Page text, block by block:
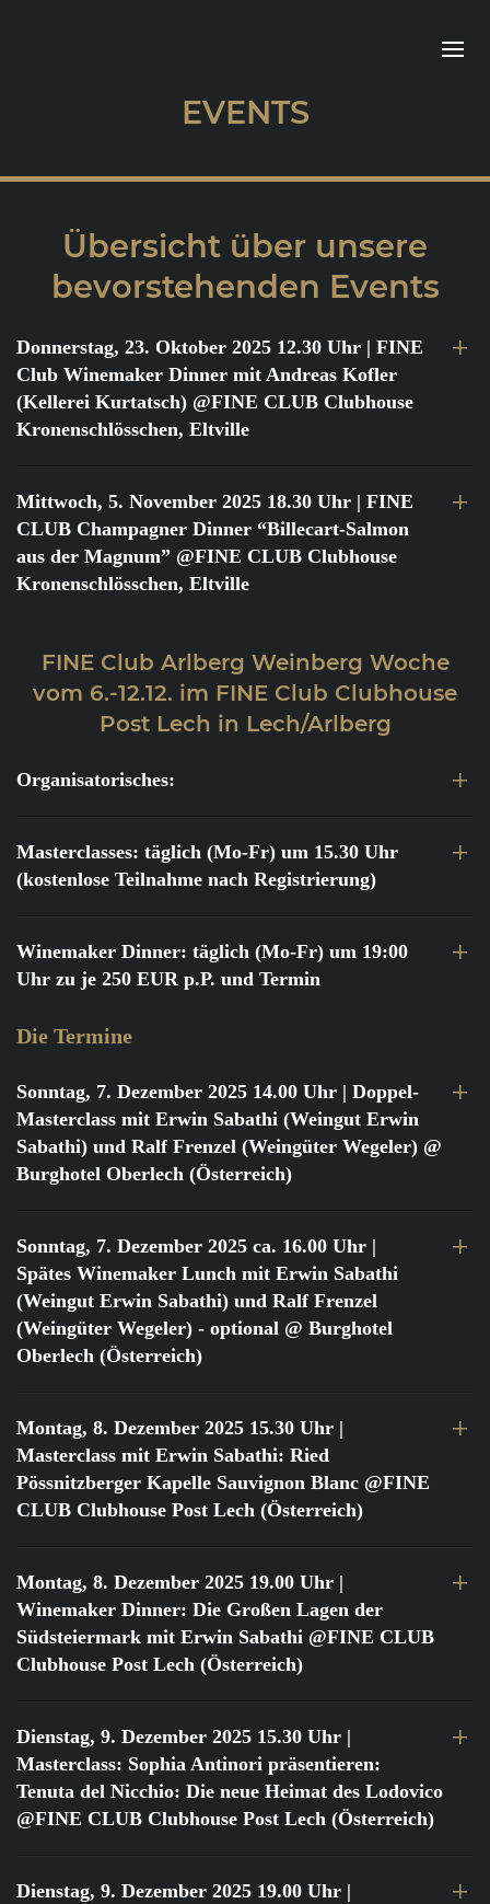
EVENTS
Übersicht über unsere
bevorstehenden Events
Donnerstag, 23. Oktober 2025 12.30 Uhr | FINE
Club Winemaker Dinner mit Andreas Kofler
(Kellerei Kurtatsch) @FINE CLUB Clubhouse
Kronenschlösschen, Eltville
Mittwoch, 5. November 2025 18.30 Uhr | FINE
CLUB Champagner Dinner “Billecart-Salmon
aus der Magnum” @FINE CLUB Clubhouse
Kronenschlösschen, Eltville
FINE Club Arlberg Weinberg Woche
vom 6.-12.12. im FINE Club Clubhouse
Post Lech in Lech/Arlberg
Organisatorisches:
Masterclasses: täglich (Mo-Fr) um 15.30 Uhr
(kostenlose Teilnahme nach Registrierung)
Winemaker Dinner: täglich (Mo-Fr) um 19:00
Uhr zu je 250 EUR p.P. und Termin
Die Termine
Sonntag, 7. Dezember 2025 14.00 Uhr | Doppel-
Masterclass mit Erwin Sabathi (Weingut Erwin
Sabathi) und Ralf Frenzel (Weingüter Wegeler) @
Burghotel Oberlech (Österreich)
Sonntag, 7. Dezember 2025 ca. 16.00 Uhr |
Spätes Winemaker Lunch mit Erwin Sabathi
(Weingut Erwin Sabathi) und Ralf Frenzel
(Weingüter Wegeler) - optional @ Burghotel
Oberlech (Österreich)
Montag, 8. Dezember 2025 15.30 Uhr |
Masterclass mit Erwin Sabathi: Ried
Pössnitzberger Kapelle Sauvignon Blanc @FINE
CLUB Clubhouse Post Lech (Österreich)
Montag, 8. Dezember 2025 19.00 Uhr |
Winemaker Dinner: Die Großen Lagen der
Südsteiermark mit Erwin Sabathi @FINE CLUB
Clubhouse Post Lech (Österreich)
Dienstag, 9. Dezember 2025 15.30 Uhr |
Masterclass: Sophia Antinori präsentieren:
Tenuta del Nicchio: Die neue Heimat des Lodovico
@FINE CLUB Clubhouse Post Lech (Österreich)
Dienstag, 9. Dezember 2025 19.00 Uhr |